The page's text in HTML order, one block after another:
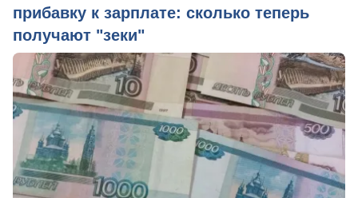
прибавку к зарплате: сколько теперь
получают "зеки"